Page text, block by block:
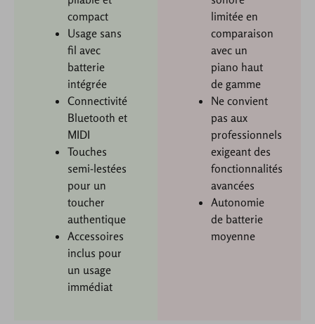
compact
Usage sans
fil avec
batterie
intégrée
Connectivité
Bluetooth et
MIDI
Touches
semi-lestées
pour un
toucher
authentique
Accessoires
inclus pour
un usage
immédiat
limitée en
comparaison
avec un
piano haut
de gamme
Ne convient
pas aux
professionnels
exigeant des
fonctionnalités
avancées
Autonomie
de batterie
moyenne